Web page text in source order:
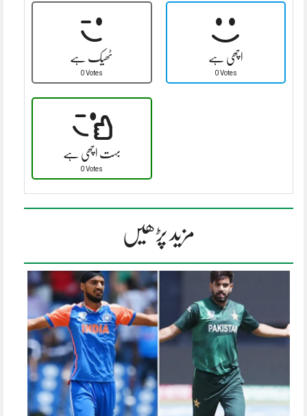
ٹھیک ہے
0 Votes
اچھی ہے
0 Votes
بہت اچھی ہے
0 Votes
مزید پڑھیں